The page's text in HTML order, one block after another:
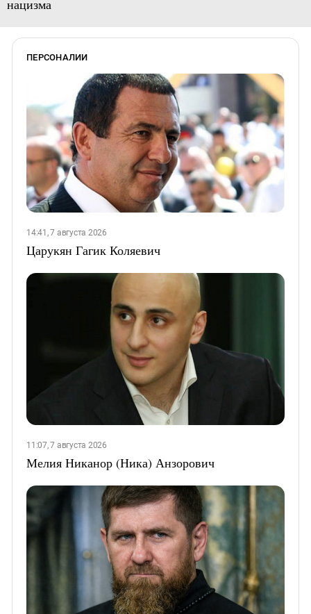
нацизма
ПЕРСОНАЛИИ
14:41, 7 августа 2026
Царукян Гагик Коляевич
11:07, 7 августа 2026
Мелия Никанор (Ника) Анзорович